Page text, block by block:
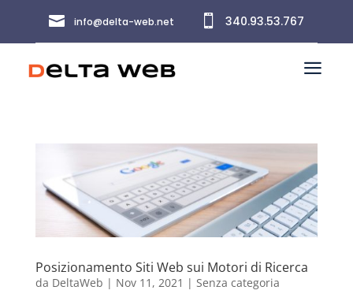
a
 info@delta-web.net  340.93.53.767
Posizionamento Siti Web sui Motori di Ricerca
da DeltaWeb | Nov 11, 2021 | Senza categoria